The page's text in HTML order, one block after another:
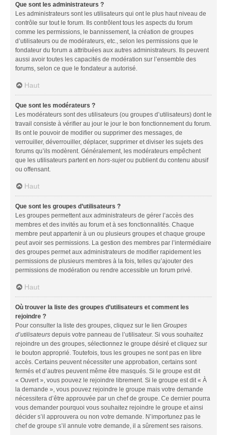
Que sont les administrateurs ?
Les administrateurs sont les utilisateurs qui ont le plus haut niveau de
contrôle sur tout le forum. Ils contrôlent tous les aspects du forum
comme les permissions, le bannissement, la création de groupes
d’utilisateurs ou de modérateurs, etc., selon les permissions que le
fondateur du forum a attribuées aux autres administrateurs. Ils peuvent
aussi avoir toutes les capacités de modération sur l’ensemble des
forums, selon ce que le fondateur a autorisé.
Haut
Que sont les modérateurs ?
Les modérateurs sont des utilisateurs (ou groupes d’utilisateurs) dont le
travail consiste à vérifier au jour le jour le bon fonctionnement du forum.
Ils ont le pouvoir de modifier ou supprimer des messages, de
verrouiller, déverrouiller, déplacer, supprimer et diviser les sujets des
forums qu’ils modèrent. Généralement, les modérateurs empêchent
que les utilisateurs partent en hors-sujetou publient du contenu abusif
ou offensant.
Haut
Que sont les groupes d’utilisateurs ?
Les groupes permettent aux administrateurs de gérer l’accès des
membres et des invités au forum et à ses fonctionnalités. Chaque
membre peut appartenir à un ou plusieurs groupes et chaque groupe
peut avoir ses permissions. La gestion des membres par l’intermédiaire
des groupes permet aux administrateurs de modifier rapidement les
permissions de plusieurs membres à la fois, telles qu’ajouter des
permissions de modération ou rendre accessible un forum privé.
Haut
Où trouver la liste des groupes d’utilisateurs et comment les
rejoindre ?
Pour consulter la liste des groupes, cliquez sur le lien Groupes
d’utilisateurs depuis votre panneau de l’utilisateur. Si vous souhaitez
rejoindre un des groupes, sélectionnez le groupe désiré et cliquez sur
le bouton approprié. Toutefois, tous les groupes ne sont pas en libre
accès. Certains peuvent nécessiter une approbation, certains sont
fermés et d’autres peuvent même être masqués. Si le groupe est dit
« Ouvert », vous pouvez le rejoindre librement. Si le groupe est dit « À
la demande », vous pouvez rejoindre le groupe mais votre demande
nécessitera d’être approuvée par un chef de groupe. Ce dernier pourra
vous demander pourquoi vous souhaitez rejoindre le groupe et ainsi
décider s’il approuvera ou non votre demande. N’importunez pas le
chef de groupe s’il annule votre demande, il a sûrement ses raisons.